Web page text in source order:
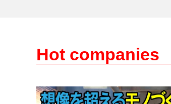
Hot companies